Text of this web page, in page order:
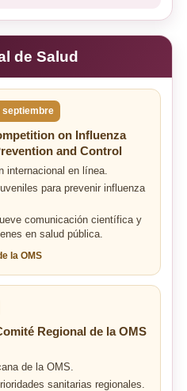
de Salud
septiembre
on Influenza
and Control
internacional en línea.
para prevenir influenza
comunicación científica y
en salud pública.
la OMS
Regional de la OMS
de la OMS.
sanitarias regionales.